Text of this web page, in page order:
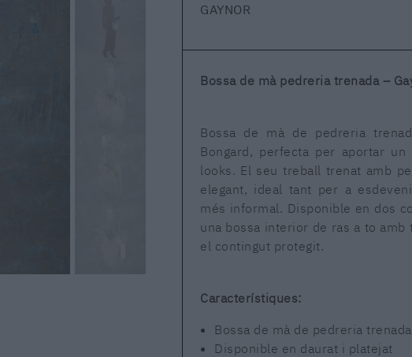
GAYNOR
Bossa de mà pedreria trenada –
Bossa de mà de pedreria
Bongard, perfecta per aportar
looks. El seu treball trenat amb
elegant, ideal tant per a
més informal. Disponible en dos
una bossa interior de ras a to
el contingut protegit.
Característiques:
Bossa de mà de pedreria trenada
Disponible en daurat i platejat